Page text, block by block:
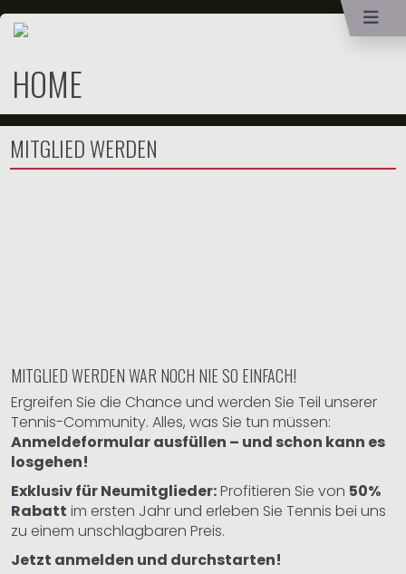
HOME
MITGLIED WERDEN
MITGLIED WERDEN WAR NOCH NIE SO EINFACH!
Ergreifen Sie die Chance und werden Sie Teil unserer
Tennis-Community. Alles, was Sie tun müssen:
Anmeldeformular ausfüllen – und schon kann es
losgehen!
Exklusiv für Neumitglieder:Profitieren Sie von 50%
Rabatt im ersten Jahr und erleben Sie Tennis bei uns
zu einem unschlagbaren Preis.
Jetzt anmelden und durchstarten!